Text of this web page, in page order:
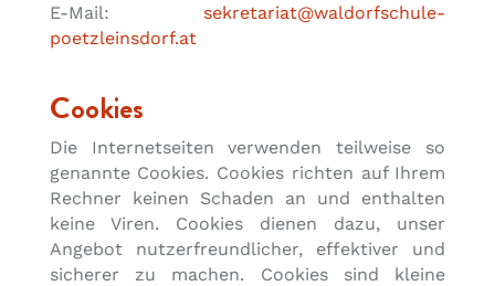
E-Mail: sekretariat@waldorfschule-
poetzleinsdorf.at
Cookies
Die Internetseiten verwenden teilweise so
genannte Cookies. Cookies richten auf Ihrem
Rechner keinen Schaden an und enthalten
keine Viren. Cookies dienen dazu, unser
Angebot nutzerfreundlicher, effektiver und
sicherer zu machen. Cookies sind kleine